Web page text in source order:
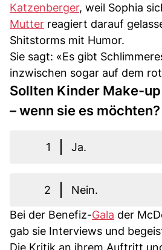
Katzenberger, weil Sophia
Mutter reagiert darauf
Shitstorms mit Humor.
Sie sagt: «Es gibt
inzwischen sogar auf dem
Sollten Kinder Make-
– wenn sie es möchten?
1 Ja.
2
Nein.
Bei der Benefiz-Gala der
gab sie Interviews und
Die Kritik an ihrem Auftritt